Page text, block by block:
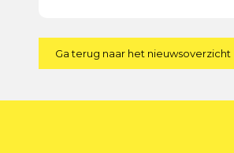
Ga terug naar het nieuwsoverzicht